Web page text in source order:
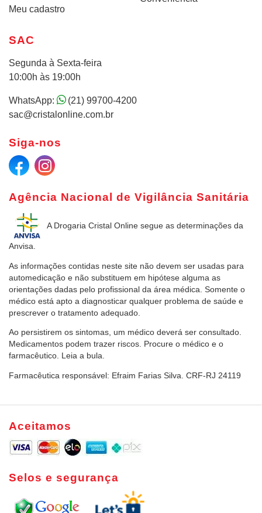
Meu cadastro
Agência Nacional de Vigilância Sanitária
A Drogaria Cristal Online segue as determinações da
Anvisa.
As informações contidas neste site não devem ser usadas para
automedicação e não substituem em hipótese alguma as
orientações dadas pelo profissional da área médica. Somente o
médico está apto a diagnosticar qualquer problema de saúde e
prescrever o tratamento adequado.
Ao persistirem os sintomas, um médico deverá ser consultado.
Medicamentos podem trazer riscos. Procure o médico e o
farmacêutico. Leia a bula.
Farmacêutica responsável: Efraim Farias Silva. CRF-RJ 24119
SAC
Segunda à Sexta-feira
10:00h às 19:00h
WhatsApp:
(21) 99700-4200
sac@cristalonline.com.br
Siga-nos
Aceitamos
Selos e segurança